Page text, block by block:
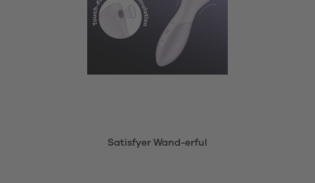
Satisfyer Wand-erful